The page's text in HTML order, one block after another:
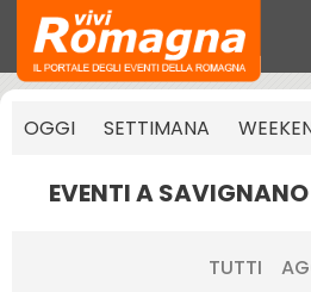
OGGI SETTIMANA
EVENTI A
TUTTI